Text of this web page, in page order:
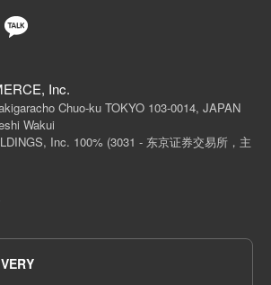
Inc.
Chuo-ku TOKYO 103-0014, JAPAN
Wakui
Inc. 100% (3031 - 东京证券交易所，主